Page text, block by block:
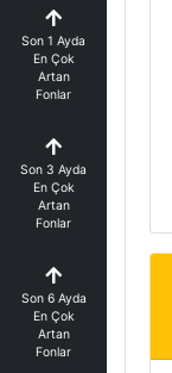
Son 1 Ayda
En Çok
Artan
Fonlar
Son 3 Ayda
En Çok
Artan
Fonlar
Son 6 Ayda
En Çok
Artan
Fonlar